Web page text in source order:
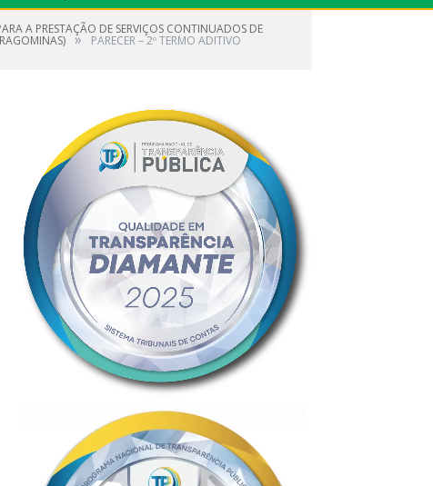
A PRESTAÇÃO DE SERVIÇOS CONTINUADOS DE
» PARECER – 2º TERMO ADITIVO